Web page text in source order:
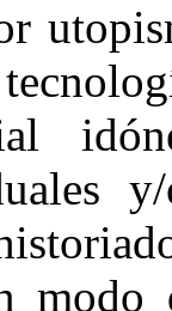
modo